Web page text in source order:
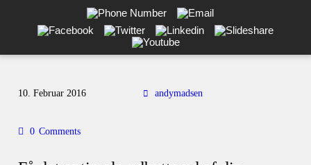
Andy V.S. Madsen: Kommunikation, coaching, events, netværk,
Får du ikke sagt tingene på den rigtige måde? Savner du flere kunder i butikken? Jeg
10. Februar 2016 andymadsen
0 Comments